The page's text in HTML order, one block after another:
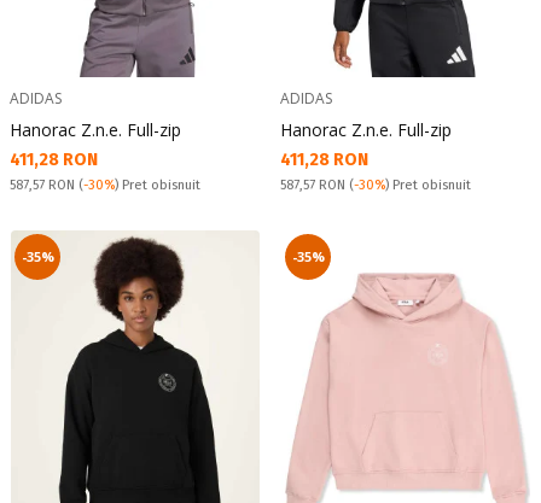
ADIDAS
Hanorac Z.n.e. Full-zip
Текуща цена:
411,28 RON
Pret obisnuit:
587,57 RON (-30%) Pret obisnuit
ADIDAS
Hanorac Z.n.e. Full-zip
Текуща цена:
411,28 RON
Pret obisnuit:
587,57 RON (-30%) Pret obisnuit
-35% -35%